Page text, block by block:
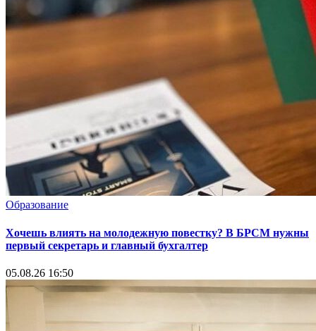
Образование
Хочешь влиять на молодежную повестку? В БРСМ нужны
первый секретарь и главный бухгалтер
05.08.26 16:50